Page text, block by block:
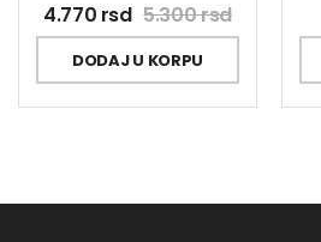
4.770 rsd 5.300rsd
DODAJ U KORPU